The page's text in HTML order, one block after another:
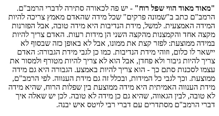
"מאוד מאוד הווי שפל רוח" - יש פה לכאורה סתירה לדברי הרמב"ם.
הרמב"ם כתב ב"שמונה פרקים" שכל מידה שהאדם מאמץ צריכה להיות
המידה האמצעית. למשל, מידת הנדיבות היא מידה טובה, אבל הפזרנות
מקצה אחד והקמצנות מהקצה השני הן מידות רעות. האדם צריך להיות
במידה ממוצעת: לפזר קצת את ממונו, אבל לא באופן כזה שבסוף לא
יישאר לו כלום, וזוהי מידת הנדיבות. כמו כן לגבי מידת הגבורה: האדם
צריך להיות גיבור ולא פחדן, אבל הוא לא צריך להיות מטורף ולמסור את
עצמו לסכנות סתם כך - הוא צריך להיות באמצע. הגבורה היא גם מידה
ממוצעת. וכך לגבי כל המידות, ובכלל זה גם מידת הענווה. לפי הרמב"ם,
מידת הענווה האמיתית היא מידה ממוצעת בין שפלות הרוח, שהיא מידה
לא טובה, לבין הגאווה, שהיא גם כן מידה לא טובה. לכן יש שאלה איך
דברי הרמב"ם מסתדרים עם דברי רבי לויטס איש יבנה.